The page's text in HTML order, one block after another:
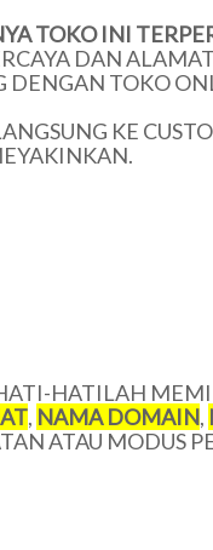
TOKO INI
DAN
DENGAN TOKO
KE
HATILAH
, NAMA DOMAIN,
ATAU MODUS